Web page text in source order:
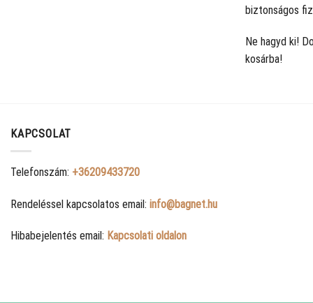
biztonságos
Ne hagyd ki!
kosárba!
KAPCSOLAT
Telefonszám: +36209433720
Rendeléssel kapcsolatos email: info@bagnet.hu
Hibabejelentés email: Kapcsolati oldalon